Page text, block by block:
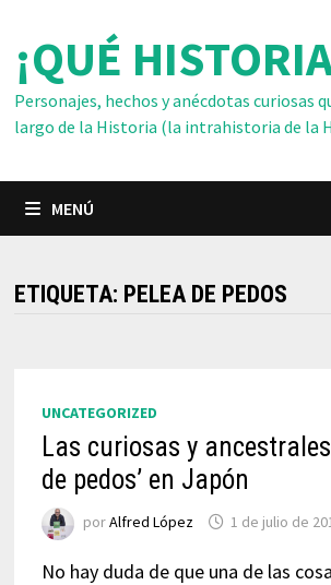
contenido
¡QUÉ
Personajes, hechos y anécdotas curiosas
largo de la Historia (la intrahistoria de la
MENÚ
ETIQUETA: PELEA DE PEDOS
UNCATEGORIZED
Las curiosas y
de pedos’ en Japón
porAlfred López 1 de julio de
No hay duda de que una de las